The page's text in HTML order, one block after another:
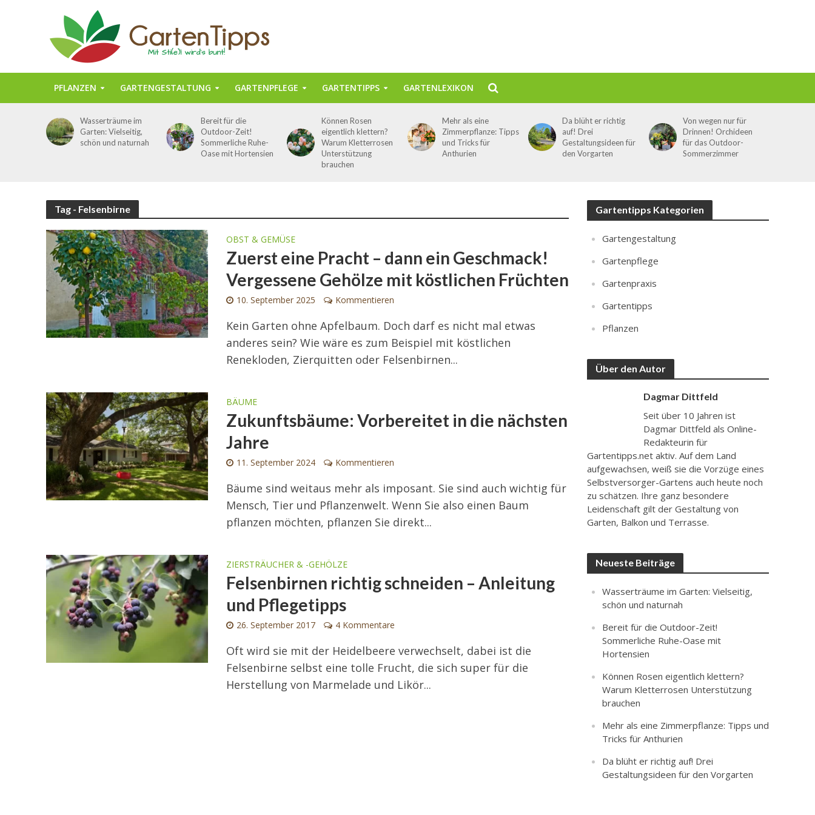
PFLANZEN GARTENGESTALTUNG GARTENPFLEGE GARTENTIPPS GARTENLEXIKON
Wasserträume im
Garten: Vielseitig,
schön und naturnah
Bereit für die
Outdoor-Zeit!
Sommerliche Ruhe-
Oase mit Hortensien
Können Rosen
eigentlich klettern?
Warum Kletterrosen
Unterstützung
brauchen
Mehr als eine
Zimmerpflanze: Tipps
und Tricks für
Anthurien
Da blüht er richtig
auf! Drei
Gestaltungsideen für
den Vorgarten
Von wegen nur für
Drinnen! Orchideen
für das Outdoor-
Sommerzimmer
Tag - Felsenbirne
OBST & GEMÜSE
Zuerst eine Pracht – dann ein Geschmack!
Vergessene Gehölze mit köstlichen Früchten
10. September 2025 Kommentieren
Kein Garten ohne Apfelbaum. Doch darf es nicht mal etwas
anderes sein? Wie wäre es zum Beispiel mit köstlichen
Renekloden, Zierquitten oder Felsenbirnen...
BÄUME
Zukunftsbäume: Vorbereitet in die nächsten
Jahre
11. September 2024 Kommentieren
Bäume sind weitaus mehr als imposant. Sie sind auch wichtig für
Mensch, Tier und Pflanzenwelt. Wenn Sie also einen Baum
pflanzen möchten, pflanzen Sie direkt...
ZIERSTRÄUCHER & -GEHÖLZE
Felsenbirnen richtig schneiden – Anleitung
und Pflegetipps
26. September 2017 4 Kommentare
Oft wird sie mit der Heidelbeere verwechselt, dabei ist die
Felsenbirne selbst eine tolle Frucht, die sich super für die
Herstellung von Marmelade und Likör...
Gartentipps Kategorien
Gartengestaltung
Gartenpflege
Gartenpraxis
Gartentipps
Pflanzen
Über den Autor
Dagmar Dittfeld
Seit über 10 Jahren ist
Dagmar Dittfeld als Online-
Redakteurin für
Gartentipps.net aktiv. Auf dem Land
aufgewachsen, weiß sie die Vorzüge eines
Selbstversorger-Gartens auch heute noch
zu schätzen. Ihre ganz besondere
Leidenschaft gilt der Gestaltung von
Garten, Balkon und Terrasse.
Neueste Beiträge
Wasserträume im Garten: Vielseitig,
schön und naturnah
Bereit für die Outdoor-Zeit!
Sommerliche Ruhe-Oase mit
Hortensien
Können Rosen eigentlich klettern?
Warum Kletterrosen Unterstützung
brauchen
Mehr als eine Zimmerpflanze: Tipps und
Tricks für Anthurien
Da blüht er richtig auf! Drei
Gestaltungsideen für den Vorgarten